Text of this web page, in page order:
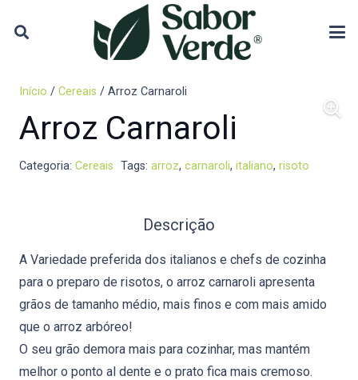
Início / Cereais / Arroz Carnaroli
Arroz Carnaroli
Categoria: Cereais Tags: arroz, carnaroli, italiano, risoto
Descrição
A Variedade preferida dos italianos e chefs de cozinha
para o preparo de risotos, o arroz carnaroli apresenta
grãos de tamanho médio, mais finos e com mais amido
que o arroz arbóreo!
O seu grão demora mais para cozinhar, mas mantém
melhor o ponto al dente e o prato fica mais cremoso.